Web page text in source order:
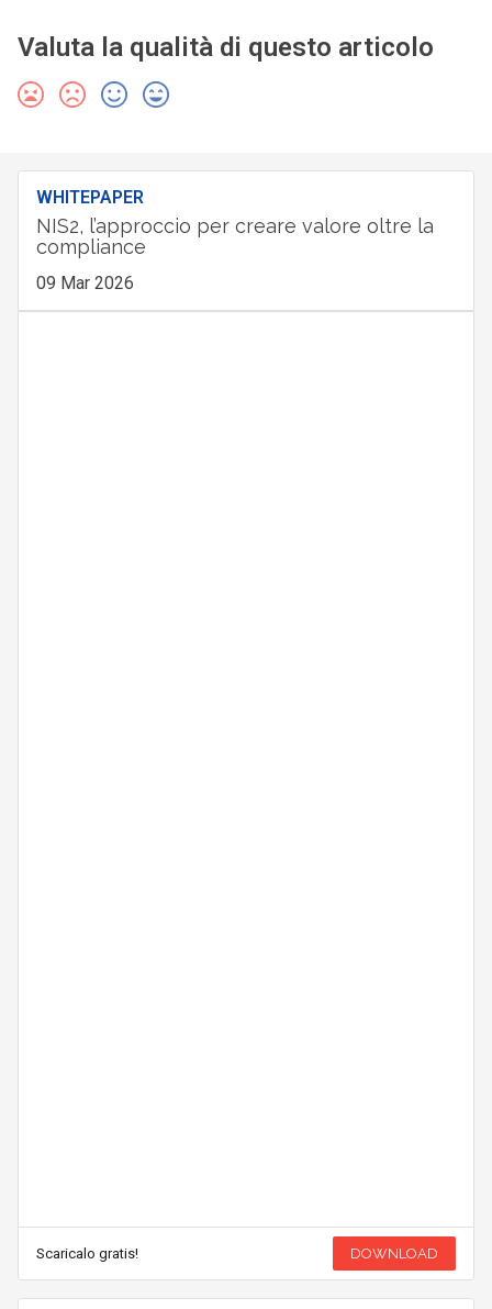
Valuta la qualità di questo articolo
WHITEPAPER
NIS2, l’approccio per creare valore oltre la
compliance
09 Mar 2026
Scaricalo gratis! DOWNLOAD